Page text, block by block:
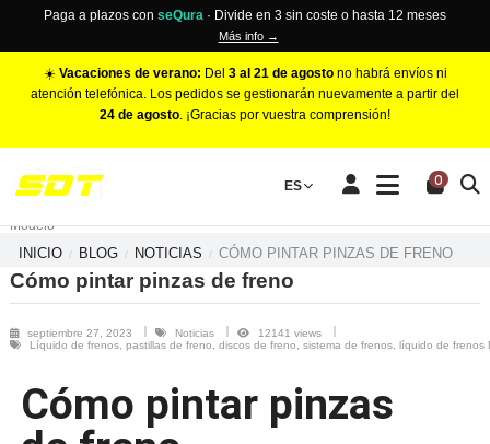
Paga a plazos con seQura · Divide en 3 sin coste o hasta 12 meses
Más info →
☀️ Vacaciones de verano: Del 3 al 21 de agostono habrá envíos ni
atención telefónica. Los pedidos se gestionarán nuevamente a partir del
24 de agosto. ¡Gracias por vuestra comprensión!
ES 0
Make
Modelo
INICIO BLOG NOTICIAS CÓMO PINTAR PINZAS DE FRENO
Cómo pintar pinzas de freno
septiembre 27, 2023 Noticias
12141 views
Líquido de frenos, pastillas de freno, discos de freno, sistema de frenos, líquido de frenos
Cómo pintar pinzas